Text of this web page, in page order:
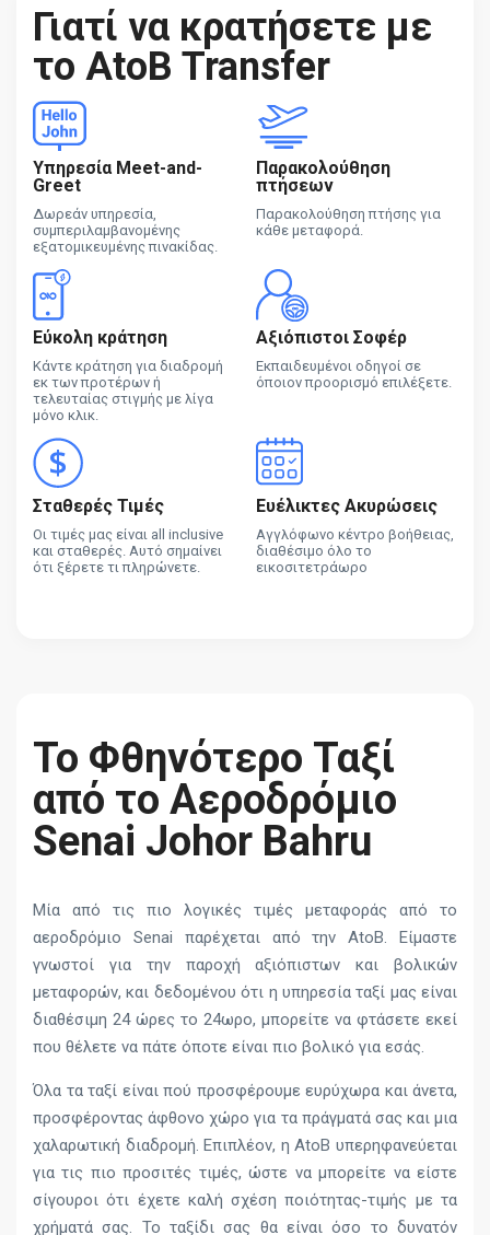
Γιατί να κρατήσετε με
το AtoB Transfer
Υπηρεσία Meet-and-
Greet
Δωρεάν υπηρεσία,
συμπεριλαμβανομένης
εξατομικευμένης πινακίδας.
Παρακολούθηση
πτήσεων
Παρακολούθηση πτήσης για
κάθε μεταφορά.
Εύκολη κράτηση
Κάντε κράτηση για διαδρομή
εκ των προτέρων ή
τελευταίας στιγμής με λίγα
μόνο κλικ.
Αξιόπιστοι Σοφέρ
Εκπαιδευμένοι οδηγοί σε
όποιον προορισμό επιλέξετε.
Σταθερές Τιμές
Οι τιμές μας είναι all inclusive
και σταθερές. Αυτό σημαίνει
ότι ξέρετε τι πληρώνετε.
Ευέλικτες Ακυρώσεις
Αγγλόφωνο κέντρο βοήθειας,
διαθέσιμο όλο το
εικοσιτετράωρο
Το Φθηνότερο Ταξί
από το Αεροδρόμιο
Senai Johor Bahru
Μία από τις πιο λογικές τιμές μεταφοράς από το
αεροδρόμιο Senai παρέχεται από την AtoB. Είμαστε
γνωστοί για την παροχή αξιόπιστων και βολικών
μεταφορών, και δεδομένου ότι η υπηρεσία ταξί μας είναι
διαθέσιμη 24 ώρες το 24ωρο, μπορείτε να φτάσετε εκεί
που θέλετε να πάτε όποτε είναι πιο βολικό για εσάς.
Όλα τα ταξί είναι πού προσφέρουμε ευρύχωρα και άνετα,
προσφέροντας άφθονο χώρο για τα πράγματά σας και μια
χαλαρωτική διαδρομή. Επιπλέον, η AtoB υπερηφανεύεται
για τις πιο προσιτές τιμές, ώστε να μπορείτε να είστε
σίγουροι ότι έχετε καλή σχέση ποιότητας-τιμής με τα
χρήματά σας. Το ταξίδι σας θα είναι όσο το δυνατόν